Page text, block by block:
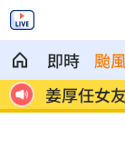
即時 颱
死
姜厚任女
業